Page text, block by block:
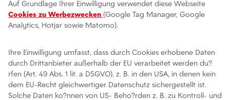
Auf Grundlage Ihrer Einwilligung verwendet diese Webseite
Cookies zu Werbezwecken (Google Tag Manager, Google
Analytics, Hotjar sowie Matomo).
Ihre Einwilligung umfasst, dass durch Cookies erhobene Daten
durch Drittanbieter außerhalb der EU verarbeitet werden du?
rfen (Art. 49 Abs. 1 lit. a DSGVO), z. B. in den USA, in denen kein
dem EU-Recht gleichwertiger Datenschutz sichergestellt ist.
Solche Daten ko?nnen von US- Beho?rden z. B. zu Kontroll- und